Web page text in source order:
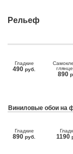
Рельеф
Гладкие
490 руб.
890
Виниловые обои на
Гладкие
890 руб. 1190